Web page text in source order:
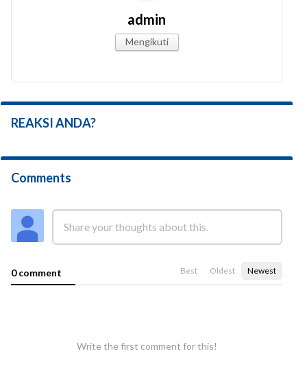
admin
Mengikuti
REAKSI ANDA?
Comments
0 comment Best Oldest Newest
Write the first comment for this!